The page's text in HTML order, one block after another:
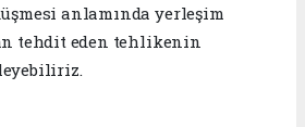
anlamında yerleşim
tehdit eden tehlikenin